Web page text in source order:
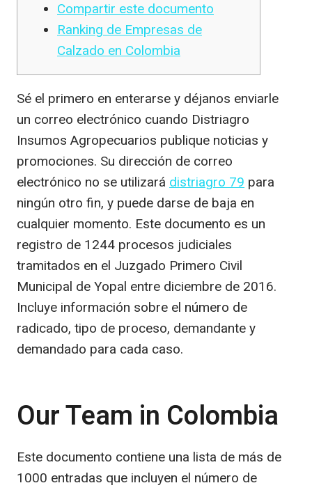
Compartir este documento
Ranking de Empresas de
Calzado en Colombia
Sé el primero en enterarse y déjanos enviarle
un correo electrónico cuando Distriagro
Insumos Agropecuarios publique noticias y
promociones. Su dirección de correo
electrónico no se utilizará distriagro 79 para
ningún otro fin, y puede darse de baja en
cualquier momento. Este documento es un
registro de 1244 procesos judiciales
tramitados en el Juzgado Primero Civil
Municipal de Yopal entre diciembre de 2016.
Incluye información sobre el número de
radicado, tipo de proceso, demandante y
demandado para cada caso.
Our Team in Colombia
Este documento contiene una lista de más de
1000 entradas que incluyen el número de